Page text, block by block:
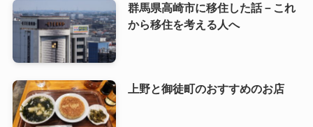
群馬県高崎市に移住した話－これ
から移住を考える人へ
上野と御徒町のおすすめのお店